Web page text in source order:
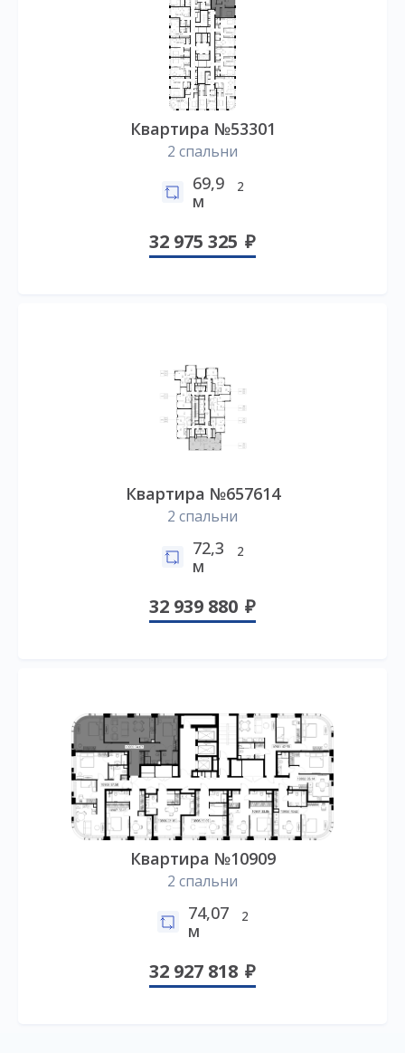
Квартира №53301
2 спальни
69,9
м
2
32 975 325
Квартира №657614
2 спальни
72,3
м
2
32 939 880
Квартира №10909
2 спальни
74,07
м
2
32 927 818